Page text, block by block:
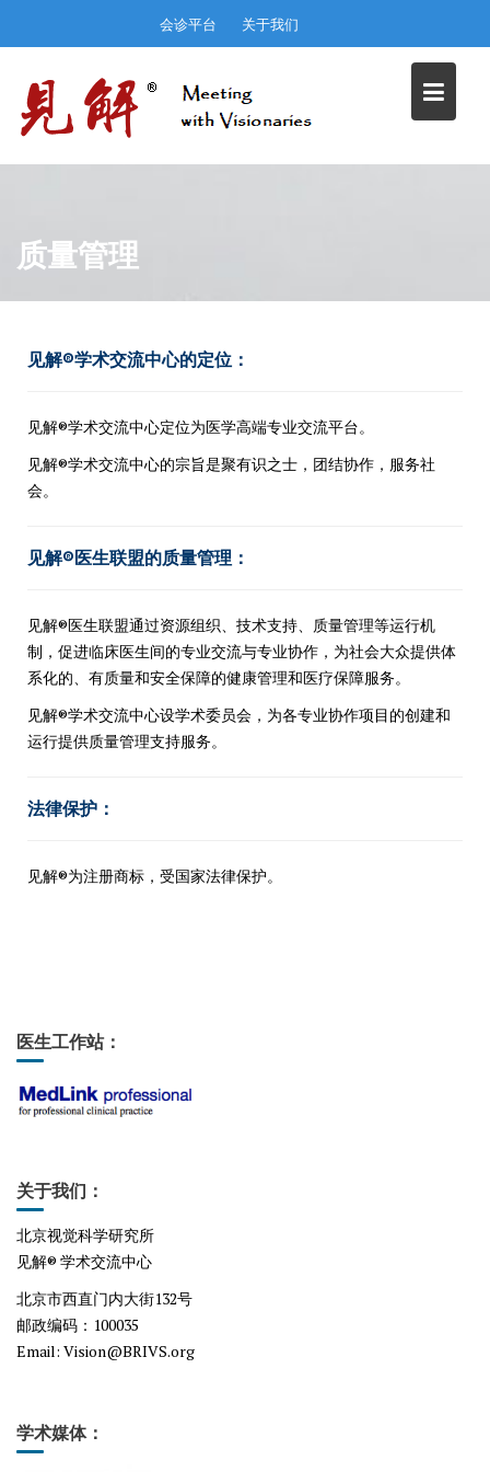
会诊平台 关于我们
质量管理
见解®学术交流中心的定位：
见解®学术交流中心定位为医学高端专业交流平台。
见解®学术交流中心的宗旨是聚有识之士，团结协作，服务社
会。
见解®医生联盟的质量管理：
见解®医生联盟通过资源组织、技术支持、质量管理等运行机
制，促进临床医生间的专业交流与专业协作，为社会大众提供体
系化的、有质量和安全保障的健康管理和医疗保障服务。
见解®学术交流中心设学术委员会，为各专业协作项目的创建和
运行提供质量管理支持服务。
法律保护：
见解®为注册商标，受国家法律保护。
医生工作站：
关于我们：
北京视觉科学研究所
见解® 学术交流中心
北京市西直门内大街132号
邮政编码：100035
Email: Vision@BRIVS.org
学术媒体：